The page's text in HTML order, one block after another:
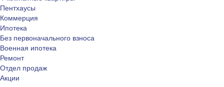
Пентхаусы
Коммерция
Ипотека
Без первоначального взноса
Военная ипотека
Ремонт
Отдел продаж
Акции